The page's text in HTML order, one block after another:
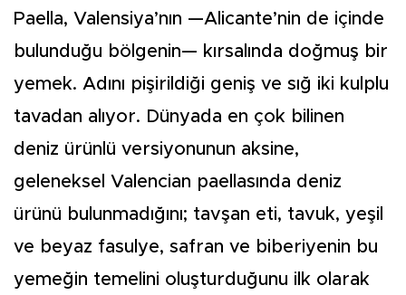
Paella, Valensiya’nın —Alicante’nin de içinde
bulunduğu bölgenin— kırsalında doğmuş bir
yemek. Adını pişirildiği geniş ve sığ iki kulplu
tavadan alıyor. Dünyada en çok bilinen
deniz ürünlü versiyonunun aksine,
geleneksel Valencian paellasında deniz
ürünü bulunmadığını; tavşan eti, tavuk, yeşil
ve beyaz fasulye, safran ve biberiyenin bu
yemeğin temelini oluşturduğunu ilk olarak